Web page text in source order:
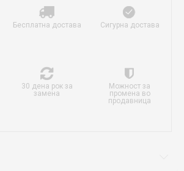
Бесплатна достава Сигурна достава
30 дена рок за
замена
Можност за
промена во
продавница